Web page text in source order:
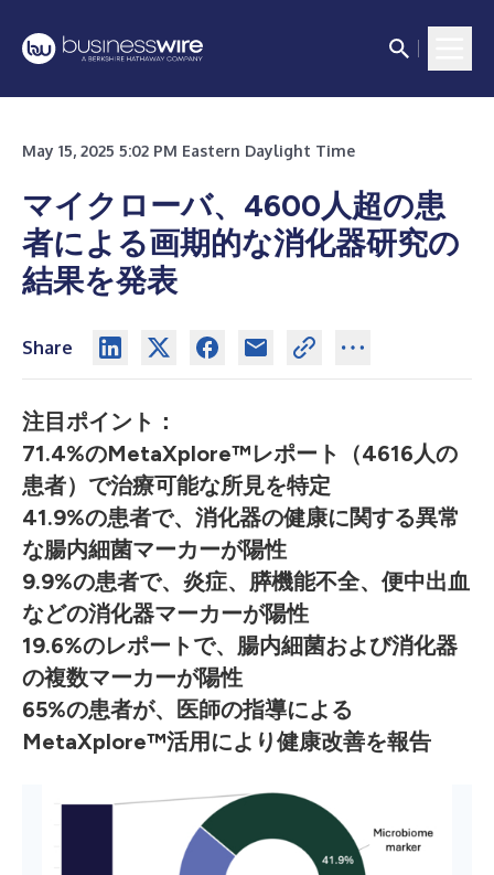
May 15, 2025 5:02 PM Eastern Daylight Time
マイクローバ、4600人超の患
者による画期的な消化器研究の
結果を発表
Share
注目ポイント：
71.4%のMetaXplore™レポート（4616人の
患者）で治療可能な所見を特定
41.9%の患者で、消化器の健康に関する異常
な腸内細菌マーカーが陽性
9.9%の患者で、炎症、膵機能不全、便中出血
などの消化器マーカーが陽性
19.6%のレポートで、腸内細菌および消化器
の複数マーカーが陽性
65%の患者が、医師の指導による
MetaXplore™活用により健康改善を報告